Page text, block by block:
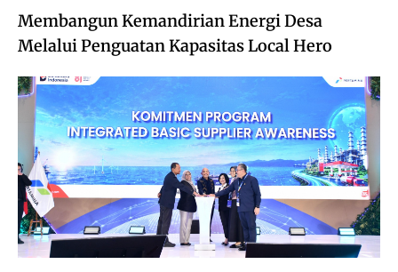
Membangun Kemandirian Energi Desa
Melalui Penguatan Kapasitas Local Hero